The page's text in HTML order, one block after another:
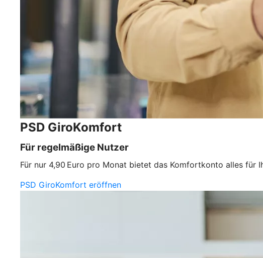
PSD GiroKomfort
Für regelmäßige Nutzer
Für nur 4,90 Euro pro Monat bietet das Komfortkonto alles für
PSD GiroKomfort eröffnen